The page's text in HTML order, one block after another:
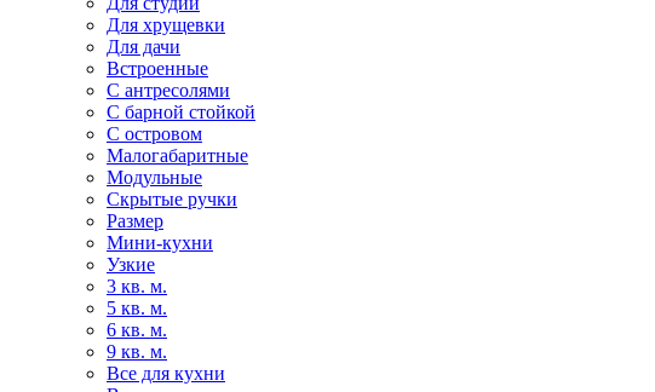
Для хрущевки
Для дачи
Встроенные
С антресолями
С барной стойкой
С островом
Малогабаритные
Модульные
Скрытые ручки
Размер
Мини-кухни
Узкие
3 кв. м.
5 кв. м.
6 кв. м.
9 кв. м.
Все для кухни